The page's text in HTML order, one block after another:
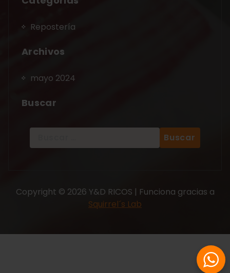
Repostería
Archivos
mayo 2024
Buscar
Copyright © 2026 Y&D RICOS | Funciona gracias a
Squirrel´s Lab